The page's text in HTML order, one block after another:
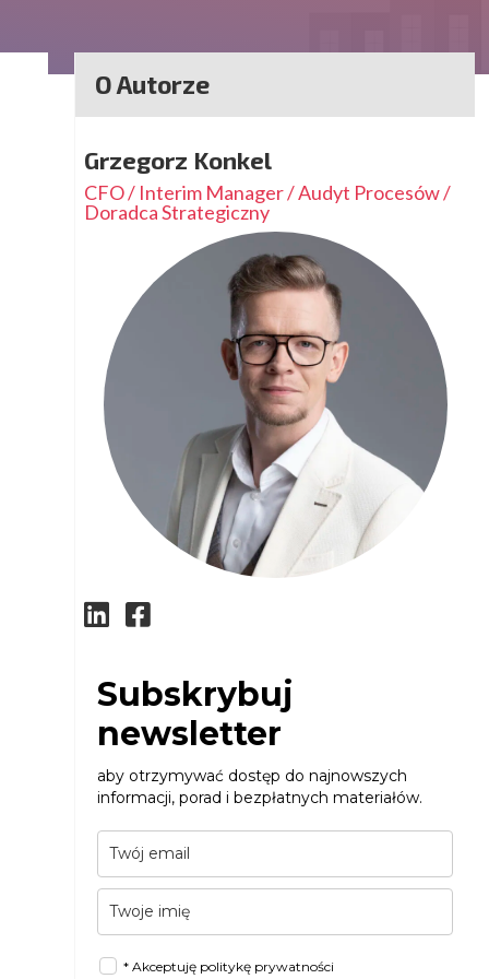
O Autorze
Grzegorz Konkel
CFO / Interim Manager / Audyt Procesów /
Doradca Strategiczny
Subskrybuj
newsletter
aby otrzymywać dostęp do najnowszych
informacji, porad i bezpłatnych materiałów.
* Akceptuję politykę prywatności